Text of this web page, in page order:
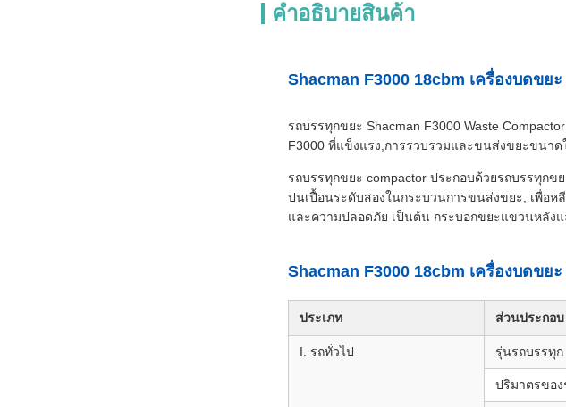
คําอธิบายสินค้า
Shacman F3000 18cbm เครื่องบดขย
รถบรรทุกขยะ Shacman F3000 Waste
F3000 ที่แข็งแรง,การรวบรวมและขนส่งขยะขนา
รถบรรทุกขยะ compactor ประกอบด้วยรถบรรทุก
ปนเปื้อนระดับสองในกระบวนการขนส่งขยะ, เพื่อ
และความปลอดภัย เป็นต้น กระบอกขยะแขวนหลัง
Shacman F3000 18cbm เครื่องบดขย
ประเภท ส่วนประกอบ
I. รถทั่วไป รุ่นรถบรรทุก
ปริมาตรของ